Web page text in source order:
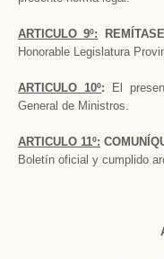
ARTICULO 9º: REMÍTASE
Honorable Legislatura
ARTICULO 10º: El
General de Ministros.
ARTICULO 11º:
Boletín oficial y cumplido